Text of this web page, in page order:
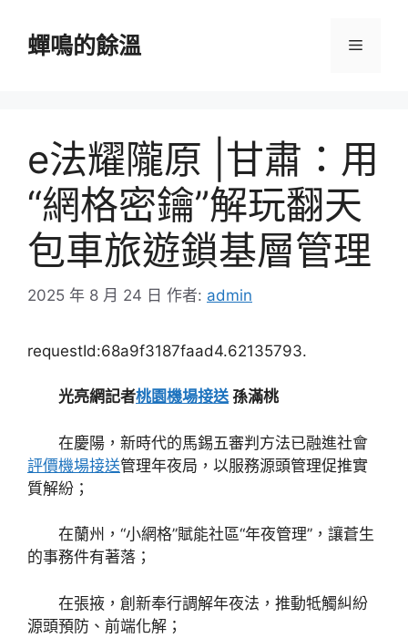
蟬鳴的餘溫 選
e法耀隴原 |甘肅：用
“網格密鑰”解玩翻天
包車旅遊鎖基層管理
2025 年 8 月 24 日 作者: admin
requestId:68a9f3187faad4.62135793.
光亮網記者桃園機場接送孫滿桃
在慶陽，新時代的馬錫五審判方法已融進社會
評價機場接送管理年夜局，以服務源頭管理促推實
質解紛；
在蘭州，“小網格”賦能社區“年夜管理”，讓蒼生
的事務件有著落；
在張掖，創新奉行調解年夜法，推動牴觸糾紛
源頭預防、前端化解；